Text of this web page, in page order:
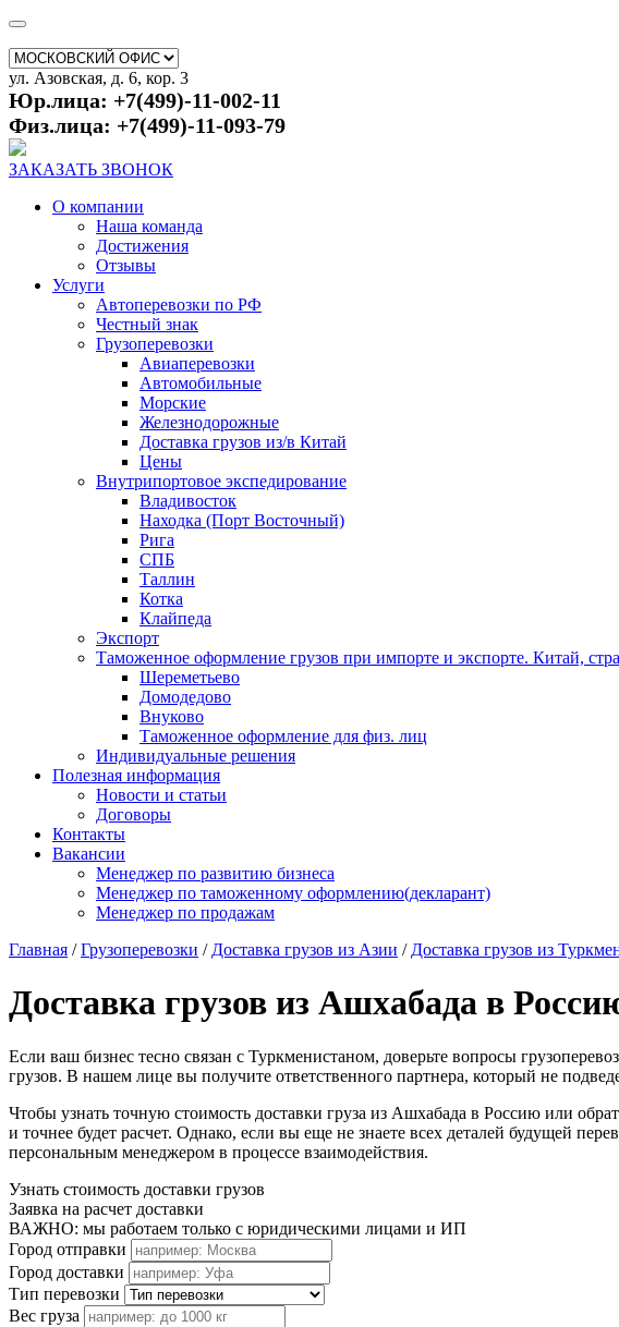
ул. Азовская, д. 6, кор. 3
Юр.лица: +7(499)-11-002-11
Физ.лица: +7(499)-11-093-79
ЗАКАЗАТЬ ЗВОНОК
О компании
Наша команда
Достижения
Отзывы
Услуги
Автоперевозки по РФ
Честный знак
Грузоперевозки
Авиаперевозки
Автомобильные
Морские
Железнодорожные
Доставка грузов из/в Китай
Цены
Внутрипортовое экспедирование
Владивосток
Находка (Порт Восточный)
Рига
СПБ
Таллин
Котка
Клайпеда
Экспорт
Таможенное оформление грузов при импорте и экспорте. Китай,
Шереметьево
Домодедово
Внуково
Таможенное оформление для физ. лиц
Индивидуальные решения
Полезная информация
Новости и статьи
Договоры
Контакты
Вакансии
Менеджер по развитию бизнеса
Менеджер по таможенному оформлению(декларант)
Менеджер по продажам
Главная /Грузоперевозки / Доставка грузов из Азии / Доставка грузов из
Доставка грузов из Ашхабада в
Если ваш бизнес тесно связан с Туркменистаном, доверьте вопросы
грузов. В нашем лице вы получите ответственного партнера, который не
Чтобы узнать точную стоимость доставки груза из Ашхабада в Россию или
и точнее будет расчет. Однако, если вы еще не знаете всех деталей будущей
персональным менеджером в процессе взаимодействия.
Узнать стоимость доставки грузов
Заявка на расчет доставки
ВАЖНО: мы работаем только с юридическими лицами и ИП
Город отправки
Город доставки
Тип перевозки
Вес груза